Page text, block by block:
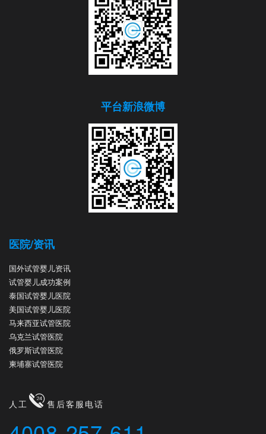
平台新浪微博
医院/资讯
国外试管婴儿资讯
试管婴儿成功案例
泰国试管婴儿医院
美国试管婴儿医院
马来西亚试管医院
乌克兰试管医院
俄罗斯试管医院
柬埔寨试管医院
人工 售后客服电话